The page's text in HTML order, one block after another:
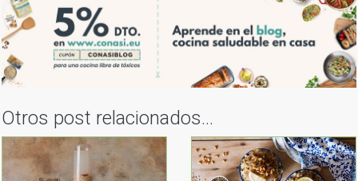
Otros post relacionados...